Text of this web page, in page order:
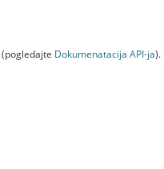
(pogledajte Dokumenаtаcijа API-jа).